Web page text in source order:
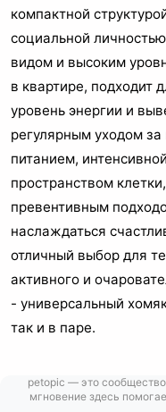
компактной
социальной
видом и высоким
в квартире, подходит
уровень энергии и
регулярным уходом
питанием,
пространством
превентивным
наслаждаться
отличный выбор для
активного и
- универсальный
так и в паре.
petopic — это
мгновение здесь